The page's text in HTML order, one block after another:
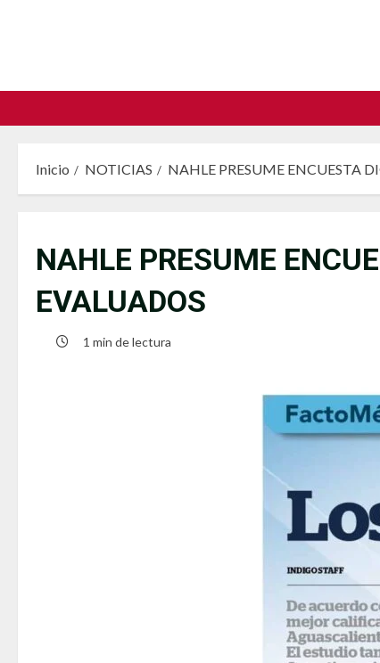
Inicio NOTICIAS NAHLE PRESUME ENCUESTA
NAHLE PRESUME
EVALUADOS
1 min de lectura